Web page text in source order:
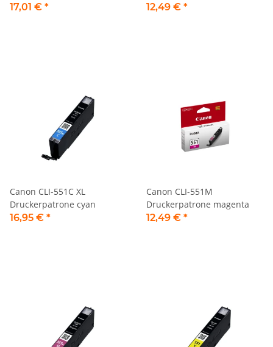
17,01 € *
12,49 € *
Canon CLI-551C XL
Druckerpatrone cyan
16,95 € *
Canon CLI-551M
Druckerpatrone magenta
12,49 € *